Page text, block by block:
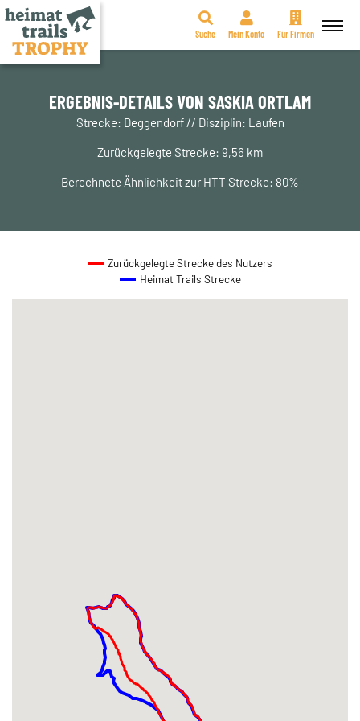
Zum
Suche Mein Konto Für Firmen
ERGEBNIS-DETAILS VON SASKIA ORTLAM
Strecke: Deggendorf // Disziplin: Laufen
Zurückgelegte Strecke: 9,56 km
Berechnete Ähnlichkeit zur HTT Strecke: 80%
Zurückgelegte Strecke des Nutzers
Heimat Trails Strecke